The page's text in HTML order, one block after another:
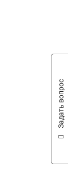
Задать вопрос